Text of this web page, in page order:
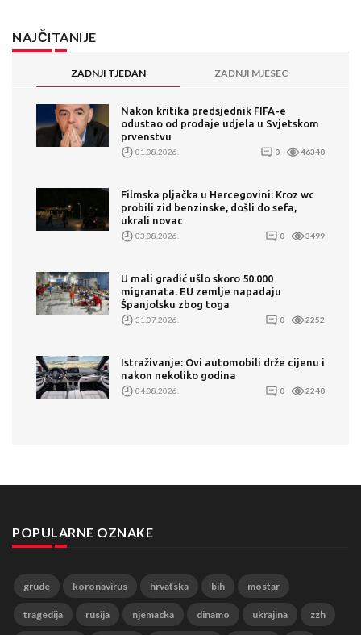
NAJČITANIJE
ZADNJI TJEDAN ZADNJI MJESEC
Nakon kritika predsjednik FIFA-e
odustao od prodaje udjela u Svjetskom
prvenstvu
01.08.2026. 0 46340
Filmska pljačka u Hercegovini: Kroz wc
probili zid benzinske, došli do sefa,
ukrali novac
03.08.2026. 0 3499
U mali gradić ušlo skoro 50.000
migranata. EU zemlje napadaju
Španjolsku zbog toga
31.07.2026. 0 2252
Istraživanje: Ovi automobili drže cijenu i
nakon nekoliko godina
04.08.2026. 0 2240
POPULARNE OZNAKE
grude koronavirus hrvatska bih mostar
tragedija rusija njemacka dinamo ukrajina zzh